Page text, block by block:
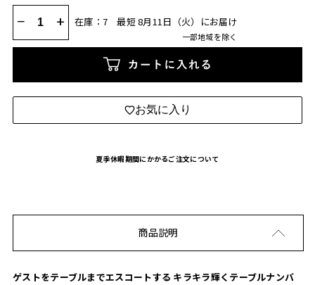
− + 在庫：7 最短 8月11日（火）にお届け
一部地域を除く
カートに入れる
お気に入り
夏季休暇期間にかかるご注文について
商品説明
ゲストをテーブルまでエスコートする キラキラ輝くテーブルナンバ